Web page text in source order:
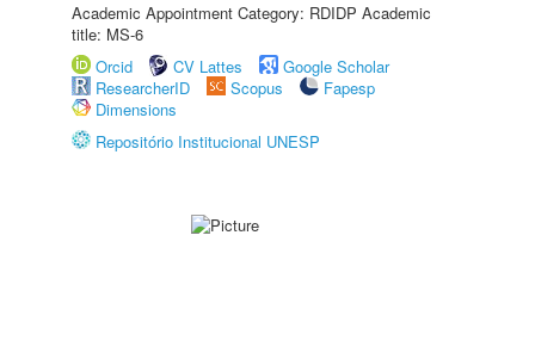
Academic Appointment Category: RDIDP Academic
title: MS-6
Orcid
CV Lattes
Google Scholar
ResearcherID
Scopus
Fapesp
Dimensions
Repositório Institucional UNESP